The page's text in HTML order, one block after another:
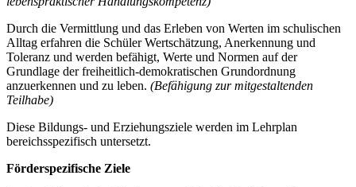
Durch die Vermittlung und das Erleben von Werten im schulischen
Alltag erfahren die Schüler Wertschätzung, Anerkennung und
Toleranz und werden befähigt, Werte und Normen auf der
Grundlage der freiheitlich-demokratischen Grundordnung
anzuerkennen und zu leben. (Befähigung zur mitgestaltenden
Teilhabe)
Diese Bildungs- und Erziehungsziele werden im Lehrplan
bereichsspezifisch untersetzt.
Förderspezifische Ziele